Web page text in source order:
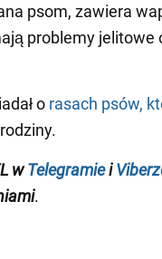
psom, zawiera
problemy jelitowe
o rasach psów,
w Telegramiei
.